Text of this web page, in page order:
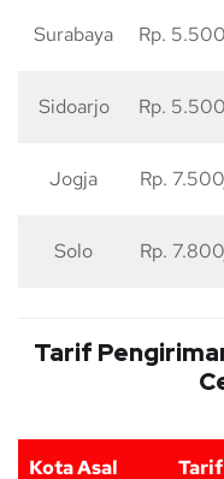
Surabaya Rp.
Sidoarjo Rp.
Jogja Rp.
Solo Rp.
Tarif
Kota Asal Tarif